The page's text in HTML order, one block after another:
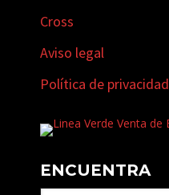
Cross
Aviso legal
Política de privacidad
ENCUENTRA